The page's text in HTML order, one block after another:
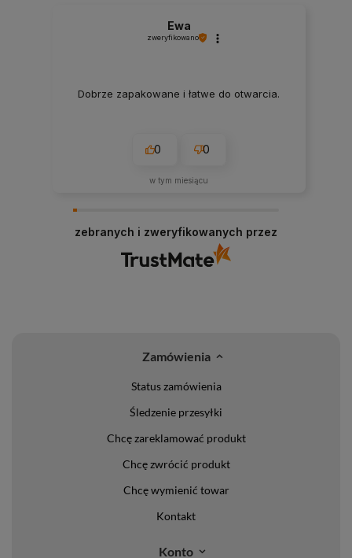
Ewa
zweryfikowano
Dobrze zapakowane i łatwe do otwarcia.
0 0
w tym miesiącu
zebranych i zweryfikowanych przez
Zamówienia
Status zamówienia
Śledzenie przesyłki
Chcę zareklamować produkt
Chcę zwrócić produkt
Chcę wymienić towar
Kontakt
Konto